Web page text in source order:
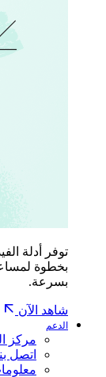
بخطوة
بسرعة.
شاهد الآن
الدعم
مركز
اتصل